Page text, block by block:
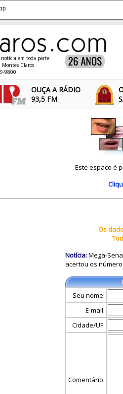
em toda parte
Montes Claros
9800
OUÇA A RÁDIO
93,5 FM
Este espaço é
Os
Notícia:Mega-
acertou os
Seu nome:
E-mail:
Cidade/UF:
Comentário: